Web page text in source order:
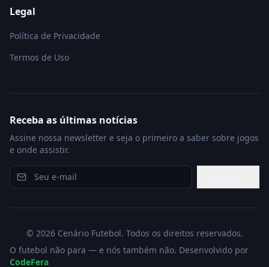
Legal
Política de Privacidade
Termos de Uso
Receba as últimas notícias
Assine nossa newsletter e seja o primeiro a saber sobre jogos
e onde assistir.
© 2026Cenário Futebol. Todos os direitos reservados.
O futebol não para — e nós também não. Desenvolvido por
CodeFera